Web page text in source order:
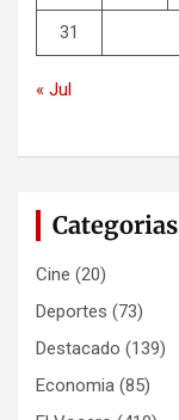
31
« Jul
Categorias
Cine (20)
Deportes (73)
Destacado (139)
Economia (85)